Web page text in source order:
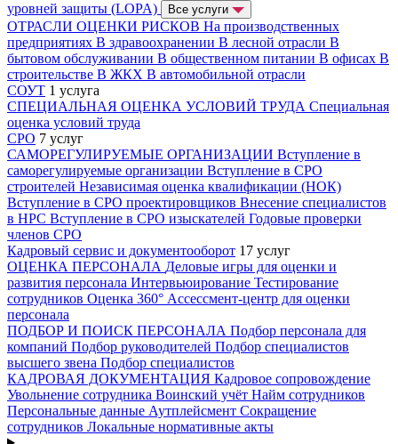
уровней защиты (LOPA)
Все услуги
ОТРАСЛИ ОЦЕНКИ РИСКОВ На производственных
предприятиях В здравоохранении В лесной отрасли В
бытовом обслуживании В общественном питании В офисах В
строительстве В ЖКХ В автомобильной отрасли
СОУТ 1 услуга
СПЕЦИАЛЬНАЯ ОЦЕНКА УСЛОВИЙ ТРУДА Специальная
оценка условий труда
СРО 7 услуг
САМОРЕГУЛИРУЕМЫЕ ОРГАНИЗАЦИИ Вступление в
саморегулируемые организации Вступление в СРО
строителей Независимая оценка квалификации (НОК)
Вступление в СРО проектировщиков Внесение специалистов
в НРС Вступление в СРО изыскателей Годовые проверки
членов СРО
Кадровый сервис и документооборот 17 услуг
ОЦЕНКА ПЕРСОНАЛА Деловые игры для оценки и
развития персонала Интервьюирование Тестирование
сотрудников Оценка 360° Ассессмент-центр для оценки
персонала
ПОДБОР И ПОИСК ПЕРСОНАЛА Подбор персонала для
компаний Подбор руководителей Подбор специалистов
высшего звена Подбор специалистов
КАДРОВАЯ ДОКУМЕНТАЦИЯ Кадровое сопровождение
Увольнение сотрудника Воинский учёт Найм сотрудников
Персональные данные Аутплейсмент Сокращение
сотрудников Локальные нормативные акты